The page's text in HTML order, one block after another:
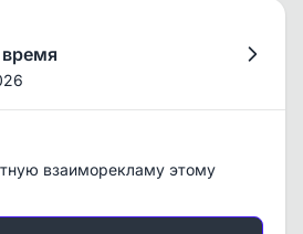
взаиморекламу этому